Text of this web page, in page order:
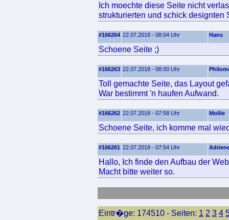
Ich moechte diese Seite nicht
strukturierten und schick designten
#166264 22.07.2018 - 08:04 Uhr Hans
Schoene Seite ;)
#166263 22.07.2018 - 08:00 Uhr
Toll gemachte Seite, das Layout
War bestimmt 'n haufen Aufwand.
#166262 22.07.2018 - 07:58 Uhr Mollie
Schoene Seite, ich komme mal
#166261 22.07.2018 - 07:54 Uhr
Hallo, Ich finde den Aufbau der
Macht bitte weiter so.
Eintr�ge: 174510 - Seiten: 1 2 3 4